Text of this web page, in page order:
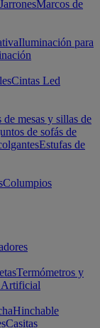
JarronesMarcos de
Iluminación para
Cintas Led
mesas y sillas de
de sofás de
Estufas de
Columpios
Termómetros y
Artificial
Hinchable
Casitas